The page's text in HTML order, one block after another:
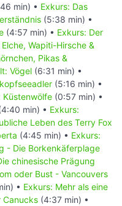
min) • Exkurs: Das
(5:38 min) •
(4:57 min) • Exkurs: Der
Wapiti-Hirsche &
Pikas &
Vögel (6:31 min) •
(5:16 min) •
Küstenwölfe (0:57 min) •
min) • Exkurs:
Leben des Terry Fox
(4:45 min) • Exkurs:
- Die Borkenkäferplage
chinesische Prägung
oder Bust - Vancouvers
• Exkurs: Mehr als eine
Canucks (4:37 min) •